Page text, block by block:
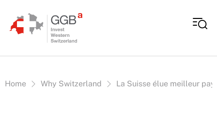
Vous êtes ici:
Home Why Switzerland La Suisse élue meilleur